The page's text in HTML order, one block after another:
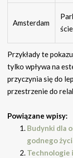
Amsterdam
Przykłady te
tylko wpływa na
przyczynia się do
przestrzenie do
Powiązane wpisy:
Budynki dla
godnego